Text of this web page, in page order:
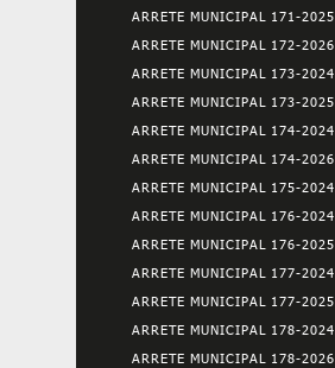
ARRETE MUNICIPAL 171-2025
ARRETE MUNICIPAL 172-2026
ARRETE MUNICIPAL 173-2024
ARRETE MUNICIPAL 173-2025
ARRETE MUNICIPAL 174-2024
ARRETE MUNICIPAL 174-2026
ARRETE MUNICIPAL 175-2024
ARRETE MUNICIPAL 176-2024
ARRETE MUNICIPAL 176-2025
ARRETE MUNICIPAL 177-2024
ARRETE MUNICIPAL 177-2025
ARRETE MUNICIPAL 178-2024
ARRETE MUNICIPAL 178-2026